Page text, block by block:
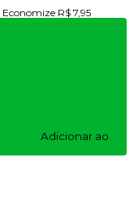
Economize R$ 7,95
Adicionar ao